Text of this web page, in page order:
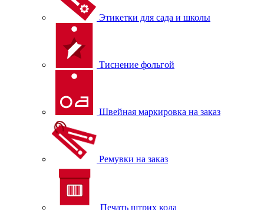
Этикетки для сада и школы
Тиснение фольгой
Швейная маркировка на заказ
Ремувки на заказ
Печать штрих кода